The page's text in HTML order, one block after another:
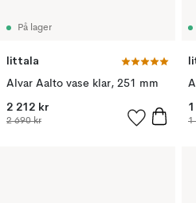
På lager
Iittala
Alvar Aalto vase klar, 251 mm
2 212 kr
2 690 kr 1